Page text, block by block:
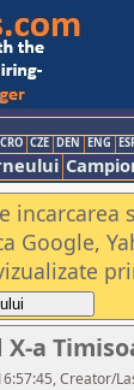
CRO CZE DEN ENG
Google,
X-a
Creator/